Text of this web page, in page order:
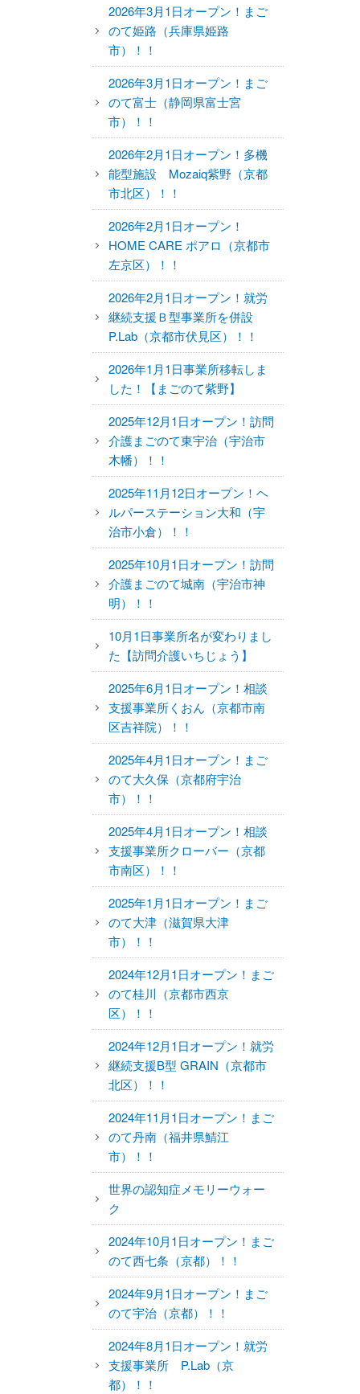
2026年3月1日オープン！まご
のて姫路（兵庫県姫路
市）！！
2026年3月1日オープン！まご
のて富士（静岡県富士宮
市）！！
2026年2月1日オープン！多機
能型施設 Mozaiq紫野（京都
市北区）！！
2026年2月1日オープン！
HOME CARE ポアロ（京都市
左京区）！！
2026年2月1日オープン！就労
継続支援Ｂ型事業所を併設
P.Lab（京都市伏見区）！！
2026年1月1日事業所移転しま
した！【まごのて紫野】
2025年12月1日オープン！訪問
介護まごのて東宇治（宇治市
木幡）！！
2025年11月12日オープン！ヘ
ルパーステーション大和（宇
治市小倉）！！
2025年10月1日オープン！訪問
介護まごのて城南（宇治市神
明）！！
10月1日事業所名が変わりまし
た【訪問介護いちじょう】
2025年6月1日オープン！相談
支援事業所くおん（京都市南
区吉祥院）！！
2025年4月1日オープン！まご
のて大久保（京都府宇治
市）！！
2025年4月1日オープン！相談
支援事業所クローバー（京都
市南区）！！
2025年1月1日オープン！まご
のて大津（滋賀県大津
市）！！
2024年12月1日オープン！まご
のて桂川（京都市西京
区）！！
2024年12月1日オープン！就労
継続支援B型 GRAIN（京都市
北区）！！
2024年11月1日オープン！まご
のて丹南（福井県鯖江
市）！！
世界の認知症メモリーウォー
ク
2024年10月1日オープン！まご
のて西七条（京都）！！
2024年9月1日オープン！まご
のて宇治（京都）！！
2024年8月1日オープン！就労
支援事業所 P.Lab（京
都）！！